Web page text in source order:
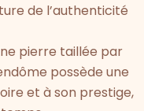
de l’authenticité
pierre taillée par
possède une
et à son prestige,